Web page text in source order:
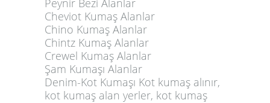
Peynir Bezi Alanlar
Cheviot Kumaş Alanlar
Chino Kumaş Alanlar
Chintz Kumaş Alanlar
Crewel Kumaş Alanlar
Şam Kumaşı Alanlar
Denim-Kot Kumaşı Kot kumaş alınır,
kot kumaş alan yerler, kot kumaş